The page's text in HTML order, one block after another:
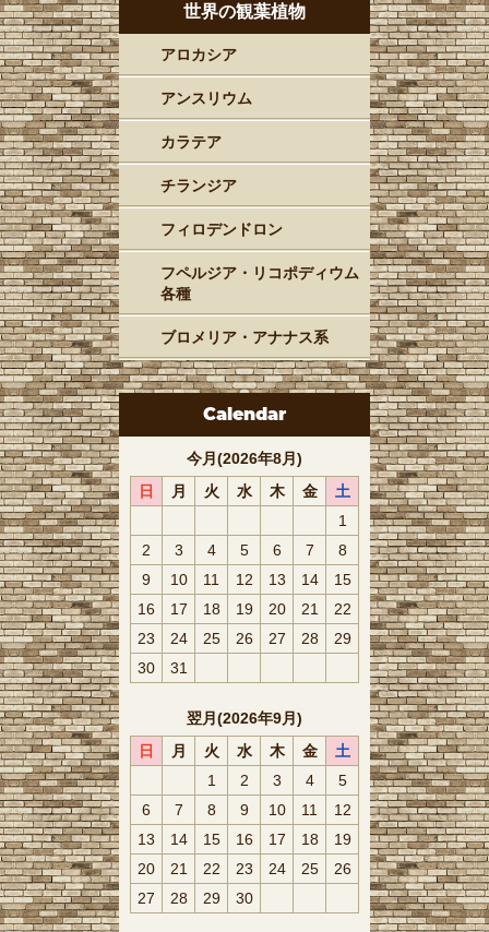
世界の観葉植物
アロカシア
アンスリウム
カラテア
チランジア
フィロデンドロン
フペルジア・リコポディウム
各種
ブロメリア・アナナス系
Calendar
今月(2026年8月)
日
月 火 水 木 金
土
1
2
3 4 5 6 7
8
9
10 11 12 13 14
15
16
17 18 19 20 21
22
23
24 25 26 27 28
29
30
31
翌月(2026年9月)
日
月 火 水 木 金
土
1
2 3 4
5
6
7 8 9 10 11
12
13
14 15 16 17 18
19
20
21 22 23 24 25
26
27
28 29 30